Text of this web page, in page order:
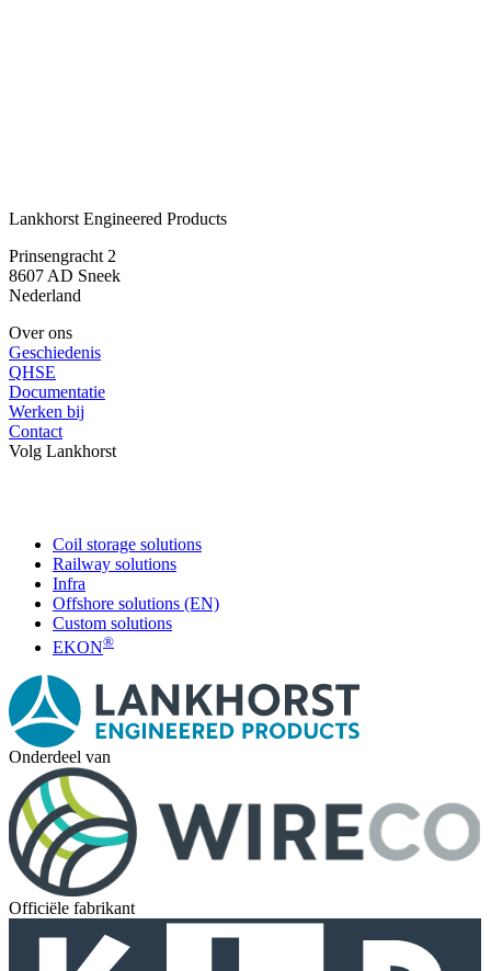
Lankhorst Engineered Products
Prinsengracht 2
8607 AD Sneek
Nederland
Over ons
Geschiedenis
QHSE
Documentatie
Werken bij
Contact
Volg Lankhorst
Coil storage solutions
Railway solutions
Infra
Offshore solutions (EN)
Custom solutions
EKON®
Onderdeel van
Officiële fabrikant